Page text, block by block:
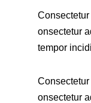
onsectetur
tempor
onsectetur